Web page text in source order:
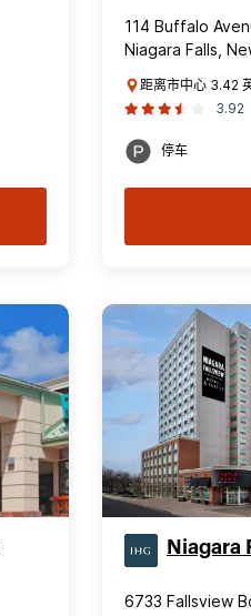
114 Buffalo
Niagara Falls,
距离市中心 3.42
3.92
停车
Niagara
6733 Fallsview